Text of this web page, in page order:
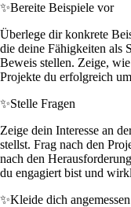
✨Bereite Beispiele vor
Überlege dir konkrete
die deine Fähigkeiten als
Beweis stellen. Zeige,
Projekte du erfolgreich
✨Stelle Fragen
Zeige dein Interesse an
stellst. Frag nach den
nach den
du engagiert bist und
✨Kleide dich angemessen